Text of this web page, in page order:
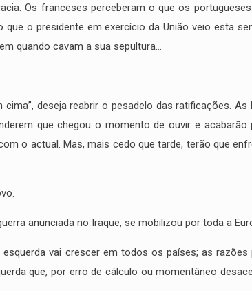
Os franceses perceberam o que os
o presidente em exercício da União veio esta
quando cavam a sua sepultura…
deseja reabrir o pesadelo das ratificações.
que chegou o momento de ouvir e
o actual. Mas, mais cedo que tarde, terão que
anunciada no Iraque, se mobilizou por toda a
vai crescer em todos os países; as
que, por erro de cálculo ou momentâneo